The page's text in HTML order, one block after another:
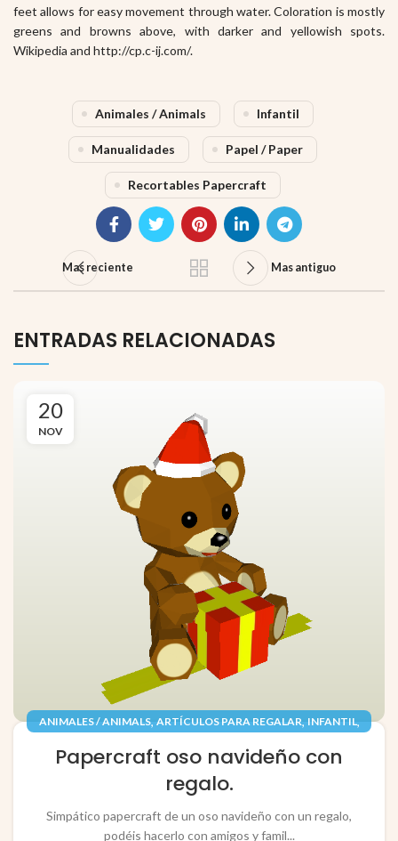
feet allows for easy movement through water. Coloration is mostly
greens and browns above, with darker and yellowish spots.
Wikipedia and http://cp.c-ij.com/.
Animales / Animals Infantil
Manualidades Papel / Paper
Recortables Papercraft
Mas reciente Mas antiguo
ENTRADAS RELACIONADAS
20
NOV
ANIMALES / ANIMALS, ARTÍCULOS PARA REGALAR, INFANTIL,
RECORTABLES PAPERCRAFT
Papercraft oso navideño con
regalo.
Simpático papercraft de un oso navideño con un regalo,
podéis hacerlo con amigos y famil...